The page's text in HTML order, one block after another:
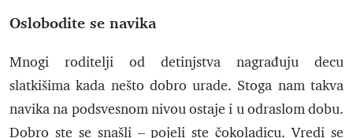
Oslobodite se navika
Mnogi roditelji od detinjstva nagrađuju decu
slatkišima kada nešto dobro urade. Stoga nam takva
navika na podsvesnom nivou ostaje i u odraslom dobu.
Dobro ste se snašli – pojeli ste čokoladicu. Vredi se